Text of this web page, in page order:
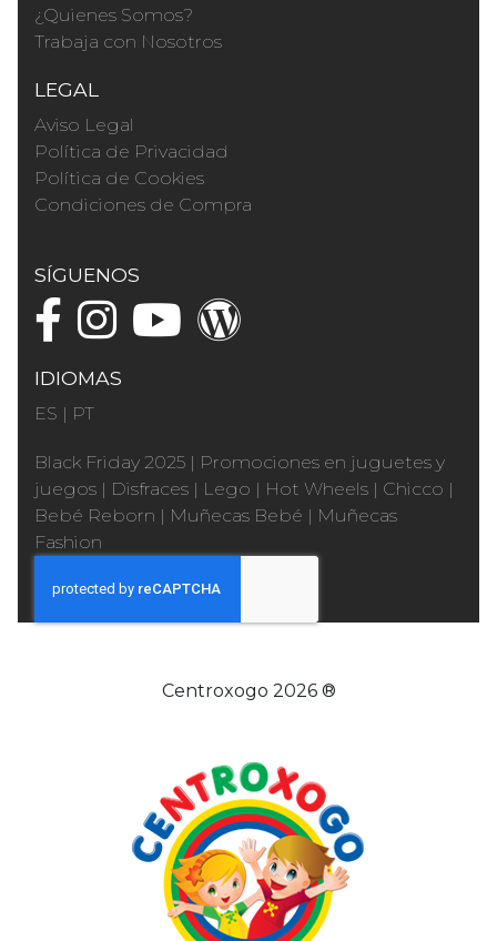
¿Quienes Somos?
Trabaja con Nosotros
LEGAL
Aviso Legal
Política de Privacidad
Política de Cookies
Condiciones de Compra
SÍGUENOS
IDIOMAS
ES | PT
Black Friday 2025 | Promociones en juguetes y
juegos | Disfraces | Lego | Hot Wheels | Chicco |
Bebé Reborn | Muñecas Bebé | Muñecas
Fashion
Centroxogo 2026 ®